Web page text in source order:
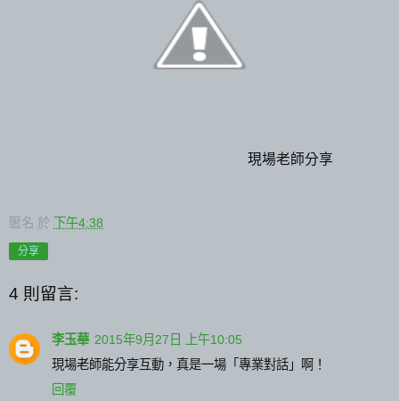
現場老師分享
匿名 於 下午4:38
分享
4 則留言:
李玉華 2015年9月27日 上午10:05
現場老師能分享互動，真是一場「專業對話」啊！
回覆